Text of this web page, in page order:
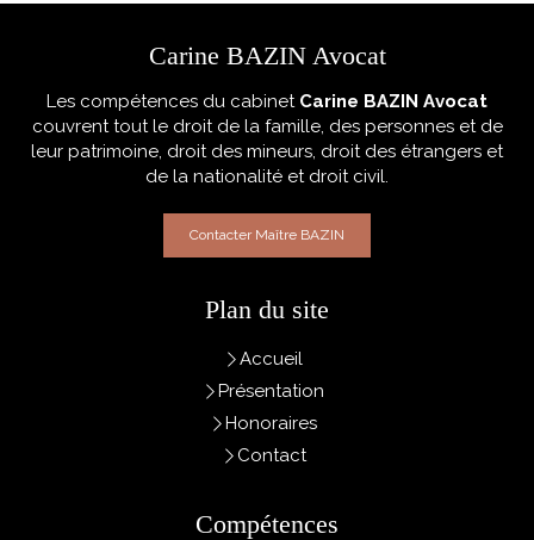
Carine BAZIN Avocat
Les compétences du cabinet Carine BAZIN Avocat
couvrent tout le droit de la famille, des personnes et de
leur patrimoine, droit des mineurs, droit des étrangers et
de la nationalité et droit civil.
Contacter Maître BAZIN
Plan du site
Accueil
Présentation
Honoraires
Contact
Compétences